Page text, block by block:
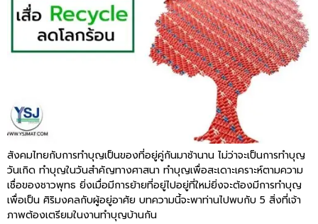
สังคมไทยกับการทำบุญเป็นของที่อยู่คู่กันมาช้านาน ไม่ว่าจะเป็นการทำบุญ
วันเกิด ทำบุญในวันสำคัญทางศาสนา ทำบุญเพื่อสะเดาะเคราะห์ตามความ
เชื่อของชาวพุทธ ยิ่งเมื่อมีการย้ายที่อยู่ไปอยู่ที่ใหม่ยิ่งจะต้องมีการทำบุญ
เพื่อเป็น ศิริมงคลกับผู้อยู่อาศัย บทความนี้จะพาท่านไปพบกับ 5 สิ่งที่เจ้า
ภาพต้องเตรียมในงานทำบุญบ้านกัน